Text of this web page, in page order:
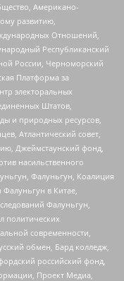
Американо-
развитию,
Отношений,
Республиканский
России, Черноморский
Платформа за
электоральных
Штатов,
и природных ресурсов,
Атлантический совет,
Джеймстаунский фонд,
насильственного
Фалуньгун, Коалиция
в Китае,
Фалуньгун,
политических
современности,
обмен, Бард колледж,
российский фонд,
Проект Медиа,